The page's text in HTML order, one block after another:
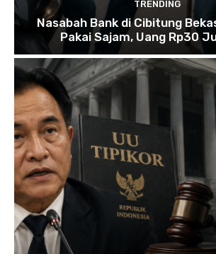
TRENDING
Nasabah Bank di Cibitung
Pakai Sajam, Uang Rp30